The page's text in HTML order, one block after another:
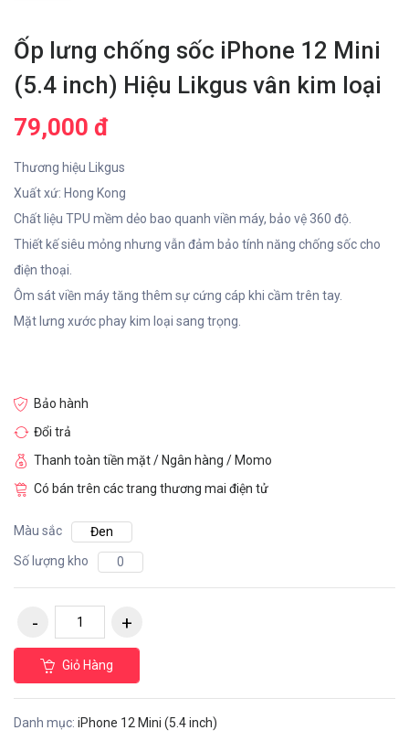
Ốp lưng chống sốc iPhone 12 Mini
(5.4 inch) Hiệu Likgus vân kim loại
79,000 đ
Thương hiệu Likgus
Xuất xứ: Hong Kong
Chất liệu TPU mềm dẻo bao quanh viền máy, bảo vệ 360 độ.
Thiết kế siêu mỏng nhưng vẫn đảm bảo tính năng chống sốc cho
điện thoại.
Ôm sát viền máy tăng thêm sự cứng cáp khi cầm trên tay.
Mặt lưng xước phay kim loại sang trọng.
Bảo hành
Đổi trả
Thanh toàn tiền mặt / Ngân hàng / Momo
Có bán trên các trang thương mai điện tử
Màu sắc
Đen
Số lượng kho
0
Giỏ Hàng
Danh mục: iPhone 12 Mini (5.4 inch)